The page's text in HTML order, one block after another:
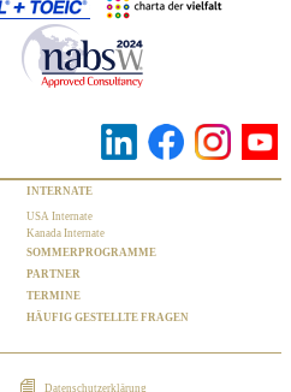
INTERNATE
USA Internate
Kanada Internate
SOMMERPROGRAMME
PARTNER
TERMINE
HÄUFIG GESTELLTE FRAGEN
Datenschutzerklärung